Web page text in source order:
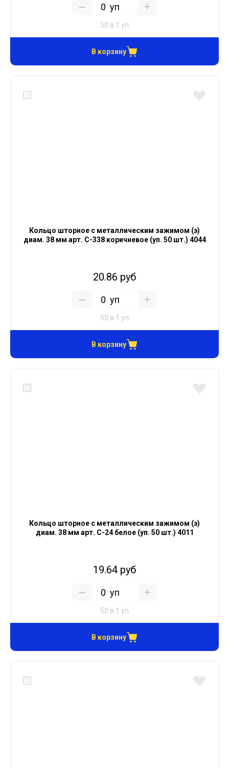
уп
50 в 1 уп
В корзину
Кольцо шторное с металлическим зажимом (э)
диам. 38 мм арт. С-338 коричневое (уп. 50 шт.) 4044
20.86 руб
уп
50 в 1 уп
В корзину
Кольцо шторное с металлическим зажимом (э)
диам. 38 мм арт. С-24 белое (уп. 50 шт.) 4011
19.64 руб
уп
50 в 1 уп
В корзину